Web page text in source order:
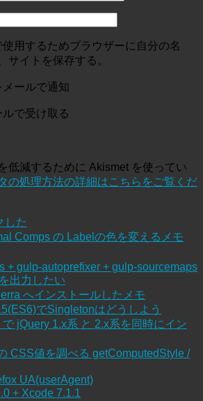
用するためブラウザーに自分の名
サイトを保存する。
ールで通知
で受け取る
低減するために Akismet を使ってい
の処理方法の詳細はこちらをご覧くだ
した
Comps の Labelの色を変えるメモ
+ gulp-autoprefixer + gulp-sourcemaps
出力したい
へインストールしたメモ
でSingletonはどうしよう
で jQuery 1.x系 と 2.x系を同時にイン
CSS値を調べる getComputedStyle /
UA(userAgent)
+ Xcode 7.1.1